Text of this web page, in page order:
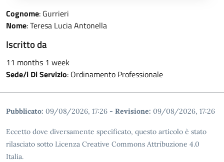
Cognome: Gurrieri
Nome:Teresa Lucia Antonella
Iscritto da
11 months 1 week
Sede/i Di Servizio: Ordinamento Professionale
Pubblicato: 09/08/2026, 17:26 - Revisione: 09/08/2026, 17:26
Eccetto dove diversamente specificato, questo articolo è stato
rilasciato sotto Licenza Creative Commons Attribuzione 4.0
Italia.